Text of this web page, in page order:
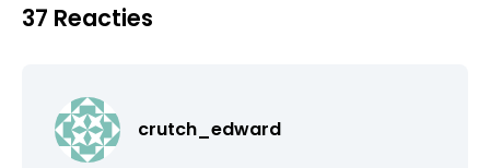
37 Reacties
crutch_edward